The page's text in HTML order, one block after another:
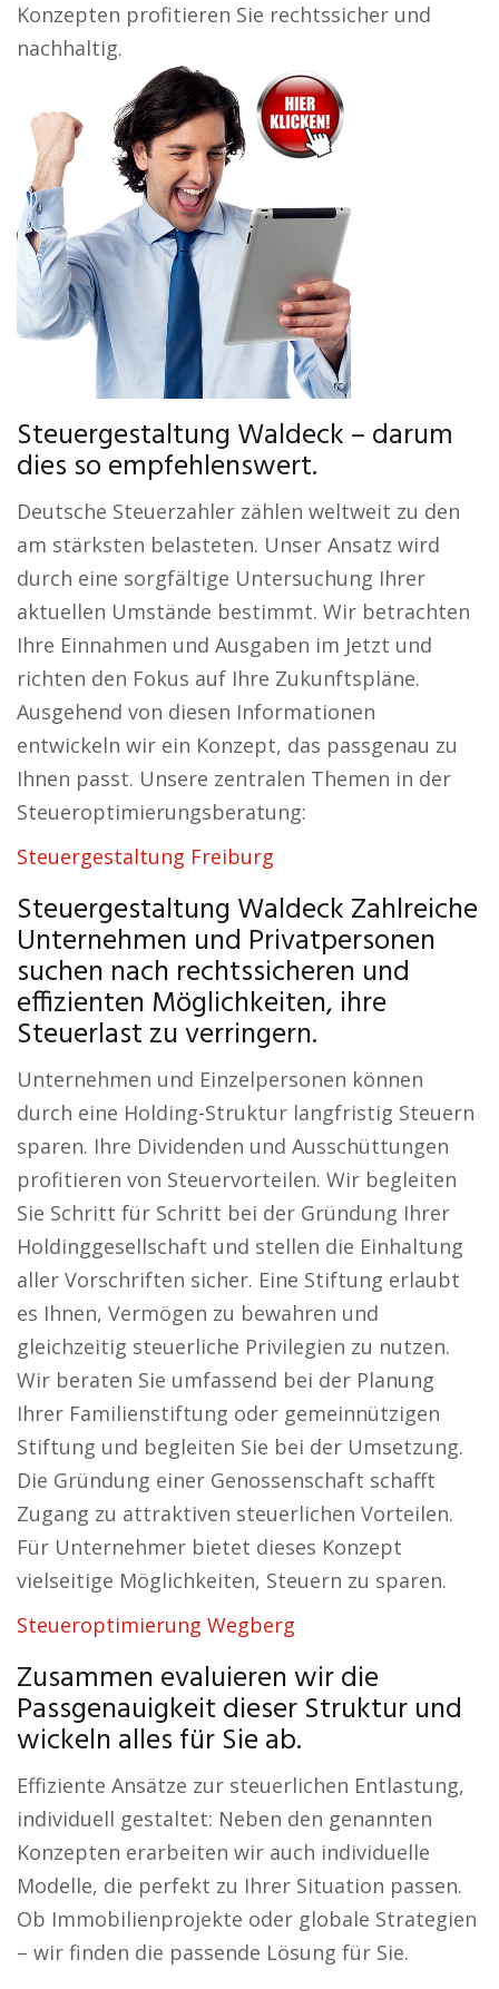
Konzepten profitieren Sie rechtssicher und
nachhaltig.
Steuergestaltung Waldeck – darum
dies so empfehlenswert.
Deutsche Steuerzahler zählen weltweit zu den
am stärksten belasteten. Unser Ansatz wird
durch eine sorgfältige Untersuchung Ihrer
aktuellen Umstände bestimmt. Wir betrachten
Ihre Einnahmen und Ausgaben im Jetzt und
richten den Fokus auf Ihre Zukunftspläne.
Ausgehend von diesen Informationen
entwickeln wir ein Konzept, das passgenau zu
Ihnen passt. Unsere zentralen Themen in der
Steueroptimierungsberatung:
Steuergestaltung Freiburg
Steuergestaltung Waldeck Zahlreiche
Unternehmen und Privatpersonen
suchen nach rechtssicheren und
effizienten Möglichkeiten, ihre
Steuerlast zu verringern.
Unternehmen und Einzelpersonen können
durch eine Holding-Struktur langfristig Steuern
sparen. Ihre Dividenden und Ausschüttungen
profitieren von Steuervorteilen. Wir begleiten
Sie Schritt für Schritt bei der Gründung Ihrer
Holdinggesellschaft und stellen die Einhaltung
aller Vorschriften sicher. Eine Stiftung erlaubt
es Ihnen, Vermögen zu bewahren und
gleichzeitig steuerliche Privilegien zu nutzen.
Wir beraten Sie umfassend bei der Planung
Ihrer Familienstiftung oder gemeinnützigen
Stiftung und begleiten Sie bei der Umsetzung.
Die Gründung einer Genossenschaft schafft
Zugang zu attraktiven steuerlichen Vorteilen.
Für Unternehmer bietet dieses Konzept
vielseitige Möglichkeiten, Steuern zu sparen.
Steueroptimierung Wegberg
Zusammen evaluieren wir die
Passgenauigkeit dieser Struktur und
wickeln alles für Sie ab.
Effiziente Ansätze zur steuerlichen Entlastung,
individuell gestaltet: Neben den genannten
Konzepten erarbeiten wir auch individuelle
Modelle, die perfekt zu Ihrer Situation passen.
Ob Immobilienprojekte oder globale Strategien
– wir finden die passende Lösung für Sie.